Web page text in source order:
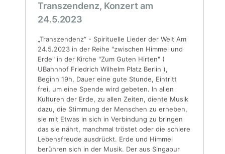
Transzendenz, Konzert am
24.5.2023
„Transzendenz“ - Spirituelle Lieder der Welt Am
24.5.2023 in der Reihe "zwischen Himmel und
Erde" in der Kirche "Zum Guten Hirten" (
UBahnhof Friedrich Wilhelm Platz Berlin ),
Beginn 19h, Dauer eine gute Stunde, Eintritt
frei, um eine Spende wird gebeten. In allen
Kulturen der Erde, zu allen Zeiten, diente Musik
dazu, die Stimmung der Menschen zu erheben,
sie mit Etwas in sich in Verbindung zu bringen
das sie nährt, manchmal tröstet oder die schiere
Lebensfreude ausdrückt. Erde und Himmel
berühren sich in der Musik. Der aus Singapur